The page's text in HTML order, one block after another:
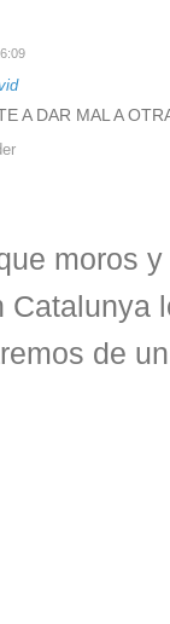
A DAR MAL A
moros
de